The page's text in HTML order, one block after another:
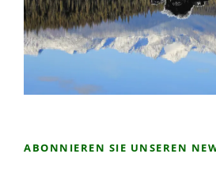
ABONNIEREN SIE UNSEREN